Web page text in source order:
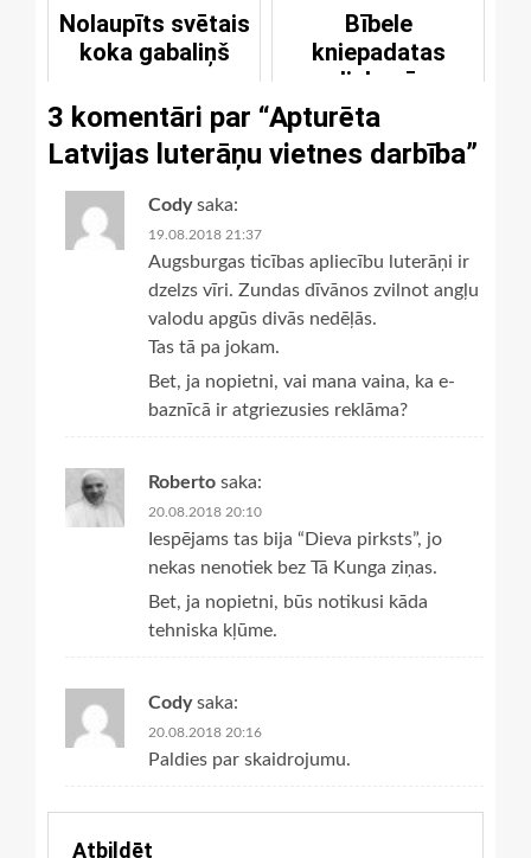
darbiem
Nolaupīts svētais
koka gabaliņš
Bībele
kniepadatas
lielumā
3 komentāri par “Apturēta
Latvijas luterāņu vietnes darbība”
Cody saka:
19.08.2018 21:37
Augsburgas ticības apliecību luterāņi ir
dzelzs vīri. Zundas dīvānos zvilnot angļu
valodu apgūs divās nedēļās.
Tas tā pa jokam.
Bet, ja nopietni, vai mana vaina, ka e-
baznīcā ir atgriezusies reklāma?
Roberto saka:
20.08.2018 20:10
Iespējams tas bija “Dieva pirksts”, jo
nekas nenotiek bez Tā Kunga ziņas.
Bet, ja nopietni, būs notikusi kāda
tehniska kļūme.
Cody saka:
20.08.2018 20:16
Paldies par skaidrojumu.
Atbildēt